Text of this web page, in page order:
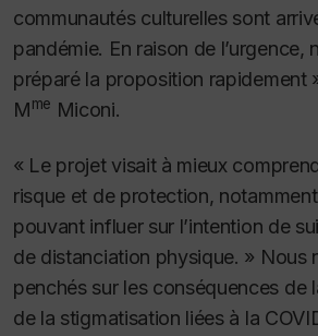
communautés culturelles sont
pandémie. En raison de l’urgence,
préparé la proposition rapidement
Mme Miconi.
« Le projet visait à mieux
risque et de protection,
pouvant influer sur l’intention de
de distanciation physique. » Nous
penchés sur les conséquences de
de la stigmatisation liées à la